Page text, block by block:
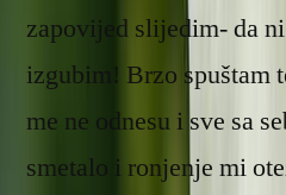
zapovijed slijedim- da
izgubim! Brzo spuštam
me ne odnesu i sve sa
smetalo i ronjenje mi